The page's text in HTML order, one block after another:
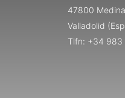
47800
Valladolid
Tlfn: +34 983